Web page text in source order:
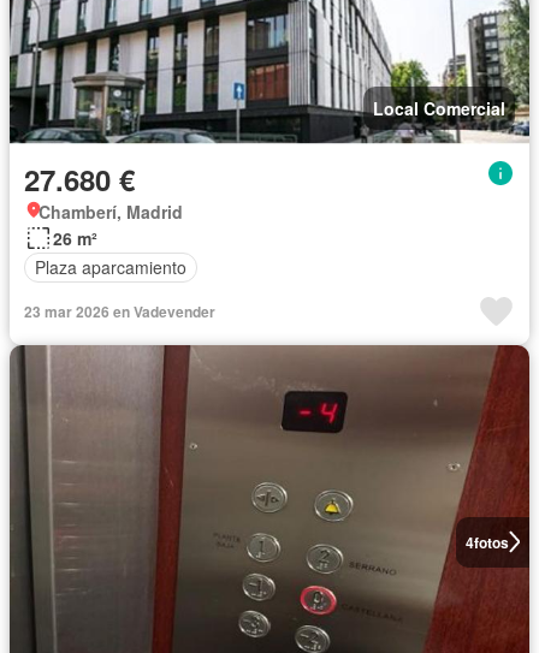
Local Comercial
27.680 €
Chamberí, Madrid
26 m²
Plaza aparcamiento
23 mar 2026 en Vadevender
4fotos